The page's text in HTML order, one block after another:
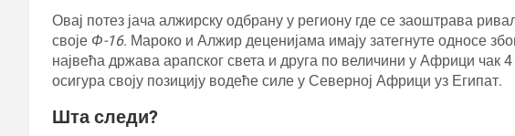
Овај потез јача алжирску одбрану у региону где се заоштрава
своје Ф-16. Мароко и Алжир деценијама имају затегнуте односе
највећа држава арапског света и друга по величини у Африци чак
осигура своју позицију водеће силе у Северној Африци уз Египат.
Шта следи?